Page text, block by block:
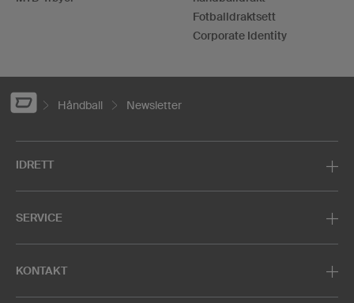
Fotballdraktsett
Corporate Identity
Håndball Newsletter
IDRETT
SERVICE
KONTAKT